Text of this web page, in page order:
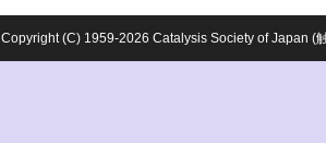
Copyright (C) 1959-2026 Catalysis Society of Japan (